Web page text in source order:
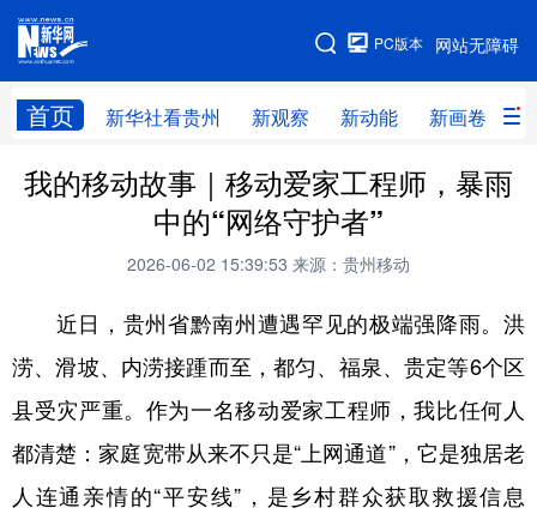
网站无障碍
PC版本
首页 新华社看贵州 新观察 新动能 新画卷
网站地图
新华社看贵州 新观察 新动能 新画卷
贵州领导 人事
直播
畅游贵州 数字贵州 律动贵州 健康贵州
光影贵州 部门之窗 县区直达 企业速递
六盘水 毕节 铜仁 黔东南
我的移动故事｜移动爱家工程师，暴雨
中的“网络守护者”
2026-06-02 15:39:53 来源：贵州移动
近日，贵州省黔南州遭遇罕见的极端强降雨。洪
涝、滑坡、内涝接踵而至，都匀、福泉、贵定等6个区
县受灾严重。作为一名移动爱家工程师，我比任何人
都清楚：家庭宽带从来不只是“上网通道”，它是独居老
人连通亲情的“平安线”，是乡村群众获取救援信息